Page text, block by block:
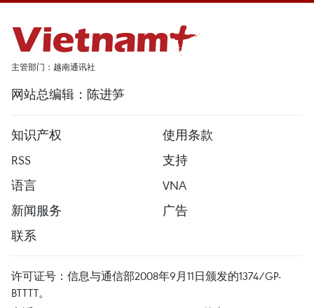
主管部门：越南通讯社
网站总编辑：陈进笋
知识产权
使用条款
RSS
支持
语言
VNA
新闻服务
广告
联系
许可证号：信息与通信部2008年9月11日颁发的1374/GP-
BTTTT。